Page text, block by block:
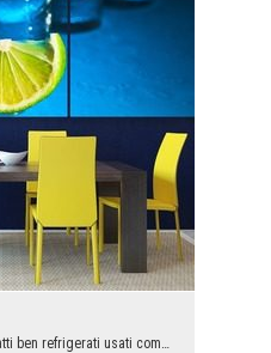
Un quarto di limone con scatti ben refrigerati usati come sottofondo. L'unica cosa che manca è il...